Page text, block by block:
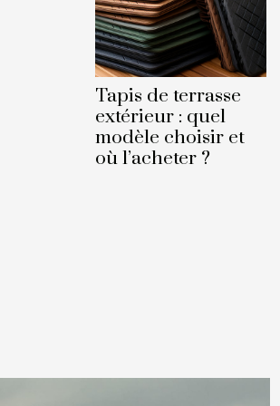
Tapis de terrasse
extérieur : quel
modèle choisir et
où l’acheter ?